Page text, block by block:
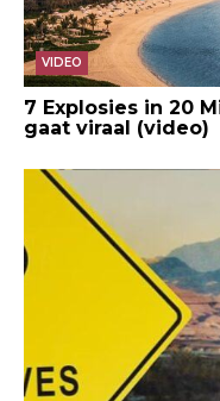
VIDEO
7 Explosies in 20
gaat viraal (video)